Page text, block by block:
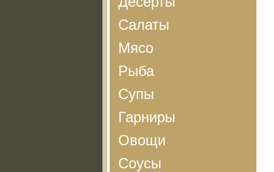
Салаты
Мясо
Рыба
Супы
Гарниры
Овощи
Соусы